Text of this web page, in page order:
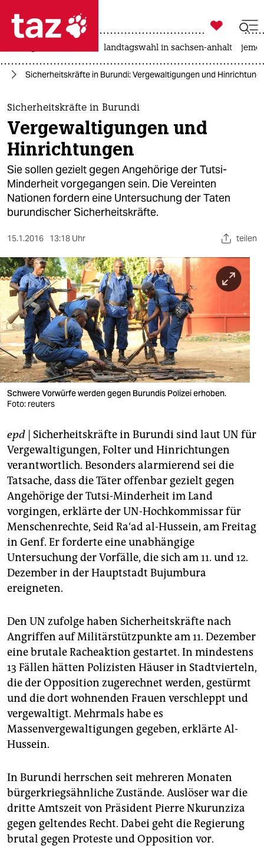
 taz zahl ich
taz zahl ich
themen
politik
öko
gesellschaft
kultur
sport
berlin
nord
wahrheit
verlag
verlag
veranstaltungen
fragen & hilfe
unterstützen
abo
genossenschaft
epaper login

taz zahl ich
landtagswahl in sachsen-anhalt
Sicherheitskräfte in Burundi: Vergewaltigungen und
Sicherheitskräfte in Burundi
Vergewaltigungen und
Hinrichtungen
Sie sollen gezielt gegen Angehörige der Tutsi-
Minderheit vorgegangen sein. Die Vereinten
Nationen fordern eine Untersuchung der Taten
burundischer Sicherheitskräfte.
15.1.2016 13:18 Uhr teilen
Schwere Vorwürfe werden gegen Burundis Polizei erhoben.
Foto: reuters
epd | Sicherheitskräfte in Burundi sind laut UN für
Vergewaltigungen, Folter und Hinrichtungen
verantwortlich. Besonders alarmierend sei die
Tatsache, dass die Täter offenbar gezielt gegen
Angehörige der Tutsi-Minderheit im Land
vorgingen, erklärte der UN-Hochkommissar für
Menschenrechte, Seid Ra‘ad al-Hussein, am Freitag
in Genf. Er forderte eine unabhängige
Untersuchung der Vorfälle, die sich am 11. und 12.
Dezember in der Hauptstadt Bujumbura
ereigneten.
Den UN zufolge haben Sicherheitskräfte nach
Angriffen auf Militärstützpunkte am 11. Dezember
eine brutale Racheaktion gestartet. In mindestens
13 Fällen hätten Polizisten Häuser in Stadtvierteln,
die der Opposition zugerechnet werden, gestürmt
und die dort wohnenden Frauen verschleppt und
vergewaltigt. Mehrmals habe es
Massenvergewaltigungen gegeben, erklärte Al-
Hussein.
In Burundi herrschen seit mehreren Monaten
bürgerkriegsähnliche Zustände. Auslöser war die
dritte Amtszeit von Präsident Pierre Nkurunziza
gegen geltendes Recht. Dabei geht die Regierung
brutal gegen Proteste und Opposition vor.